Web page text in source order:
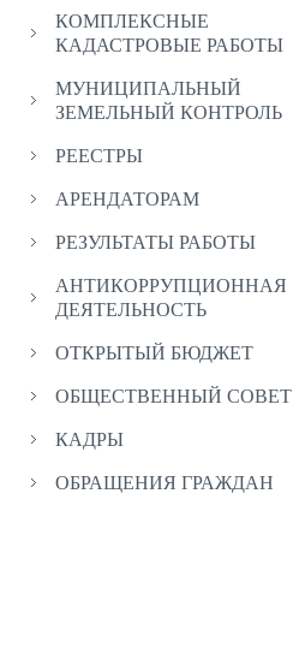
КОМПЛЕКСНЫЕ
КАДАСТРОВЫЕ РАБОТЫ
МУНИЦИПАЛЬНЫЙ
ЗЕМЕЛЬНЫЙ КОНТРОЛЬ
РЕЕСТРЫ
АРЕНДАТОРАМ
РЕЗУЛЬТАТЫ РАБОТЫ
АНТИКОРРУПЦИОННАЯ
ДЕЯТЕЛЬНОСТЬ
ОТКРЫТЫЙ БЮДЖЕТ
ОБЩЕСТВЕННЫЙ СОВЕТ
КАДРЫ
ОБРАЩЕНИЯ ГРАЖДАН